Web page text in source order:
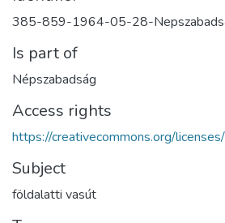
385-859-1964-05-28-
Is part of
Népszabadság
Access rights
https://creativecommons.org/
Subject
földalatti vasút